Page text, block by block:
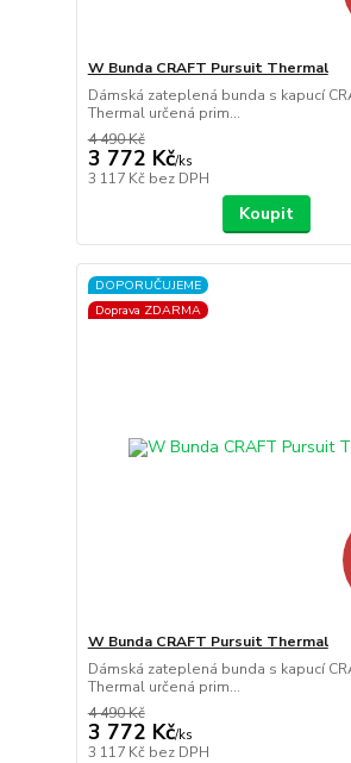
W Bunda CRAFT Pursuit Thermal
Dámská zateplená bunda s kapucí
Thermal určená prim...
4 490 Kč
3 772 Kč/ks
3 117 Kč bez DPH
Koupit
DOPORUČUJEME
Doprava ZDARMA
W Bunda CRAFT Pursuit Thermal
Dámská zateplená bunda s kapucí
Thermal určená prim...
4 490 Kč
3 772 Kč/ks
3 117 Kč bez DPH